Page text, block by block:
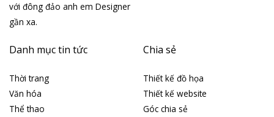
với đông đảo anh em Designer
gần xa.
Danh mục tin tức
Thời trang
Văn hóa
Thể thao
Chia sẻ
Thiết kế đồ họa
Thiết kế website
Góc chia sẻ